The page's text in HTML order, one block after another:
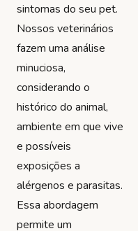
sintomas do seu pet.
Nossos veterinários
fazem uma análise
minuciosa,
considerando o
histórico do animal,
ambiente em que vive
e possíveis
exposições a
alérgenos e parasitas.
Essa abordagem
permite um